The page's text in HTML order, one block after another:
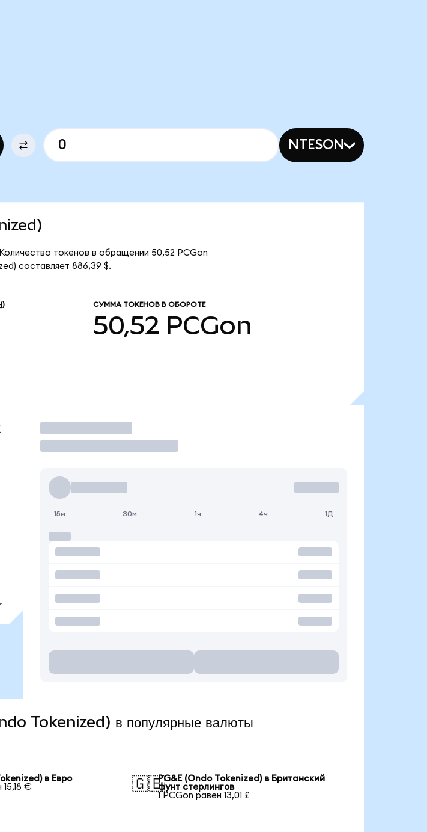
NTESON
токенов в обращении 50,52 PCGon
составляет 886,39 $.
СУММА ТОКЕНОВ В ОБОРОТЕ
50,52 PCGon
Торговать
15м 30м 1ч 4ч 1Д
Tokenized) в популярные валюты
в Евро
15,18 €
🇬🇧PG&E (Ondo Tokenized) в Британский
фунт стерлингов
1 PCGon равен 13,01 £